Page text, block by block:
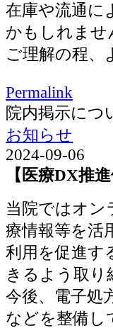
在庫や流通に
かもしれませ
ご理解の程、
Permalink
院内掲示につ
お知らせ
2024-09-06
【医療DX推
当院ではオン
療情報等を活
利用を促進す
きるよう取り
今後、電子処
などを整備し